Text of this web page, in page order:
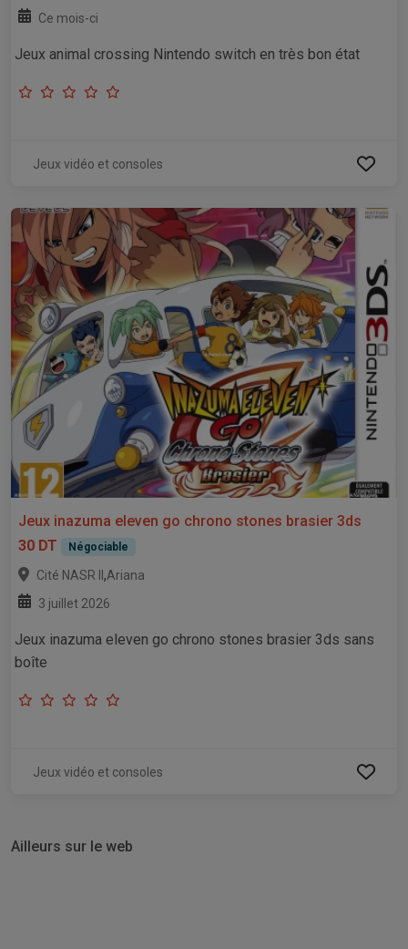
Ce mois-ci
Jeux animal crossing Nintendo switch en très bon état
Jeux vidéo et consoles
Jeux inazuma eleven go chrono stones brasier 3ds
30 DT
Négociable
Cité NASR II ,Ariana
3 juillet 2026
Jeux inazuma eleven go chrono stones brasier 3ds sans
boîte
Jeux vidéo et consoles
Ailleurs sur le web